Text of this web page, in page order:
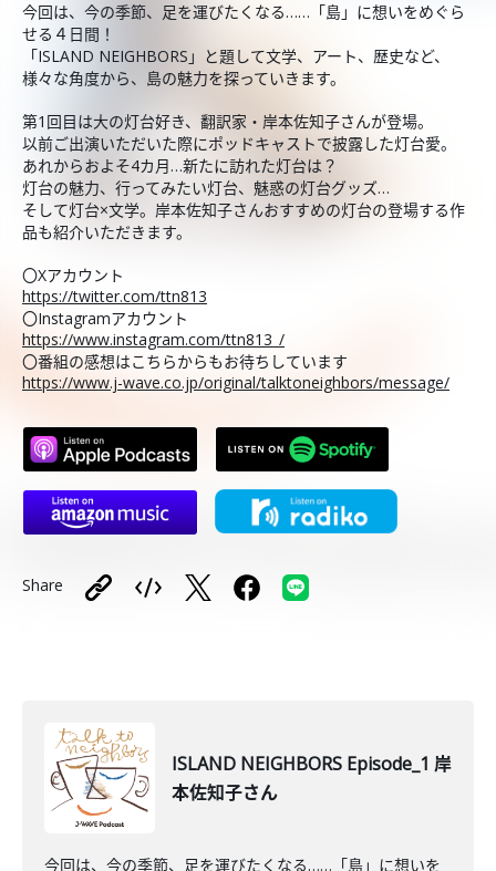
今回は、今の季節、足を運びたくなる……「島」に想いをめぐら
せる４日間！
「ISLAND NEIGHBORS」と題して文学、アート、歴史など、
様々な角度から、島の魅力を探っていきます。
第1回目は大の灯台好き、翻訳家・岸本佐知子さんが登場。
以前ご出演いただいた際にポッドキャストで披露した灯台愛。
あれからおよそ4カ月…新たに訪れた灯台は？
灯台の魅力、行ってみたい灯台、魅惑の灯台グッズ…
そして灯台×文学。岸本佐知子さんおすすめの灯台の登場する作
品も紹介いただきます。
〇Xアカウント
https://twitter.com/ttn813
〇Instagramアカウント
https://www.instagram.com/ttn813_/
〇番組の感想はこちらからもお待ちしています
https://www.j-wave.co.jp/original/talktoneighbors/message/
Share
ISLAND NEIGHBORS Episode_1 岸
本佐知子さん
今回は、今の季節、足を運びたくなる……「島」に想いを